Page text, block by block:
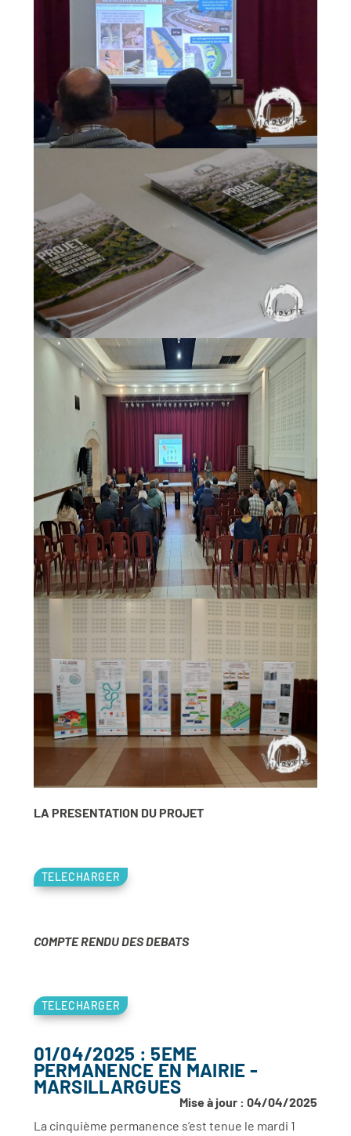
LA PRESENTATION DU PROJET
TELECHARGER
COMPTE RENDU DES DEBATS
TELECHARGER
01/04/2025 : 5EME
PERMANENCE EN MAIRIE -
MARSILLARGUES
Mise à jour : 04/04/2025
La cinquième permanence s’est tenue le mardi 1